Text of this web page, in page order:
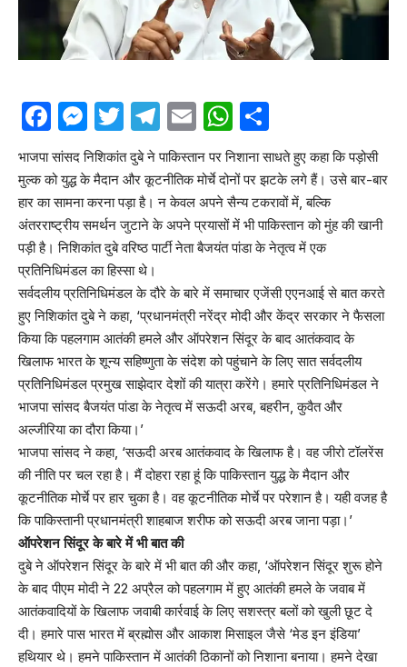
Facebook
Messenger
Twitter
Telegram
EmailWhatsApp
भाजपा सांसद निशिकांत दुबे ने पाकिस्तान पर निशाना साधते हुए कहा कि पड़ोसी
मुल्क को युद्ध के मैदान और कूटनीतिक मोर्चे दोनों पर झटके लगे हैं। उसे बार-बार
हार का सामना करना पड़ा है। न केवल अपने सैन्य टकरावों में, बल्कि
अंतरराष्ट्रीय समर्थन जुटाने के अपने प्रयासों में भी पाकिस्तान को मुंह की खानी
पड़ी है। निशिकांत दुबे वरिष्ठ पार्टी नेता बैजयंत पांडा के नेतृत्व में एक
प्रतिनिधिमंडल का हिस्सा थे।
सर्वदलीय प्रतिनिधिमंडल के दौरे के बारे में समाचार एजेंसी एएनआई से बात करते
हुए निशिकांत दुबे ने कहा, ‘प्रधानमंत्री नरेंद्र मोदी और केंद्र सरकार ने फैसला
किया कि पहलगाम आतंकी हमले और ऑपरेशन सिंदूर के बाद आतंकवाद के
खिलाफ भारत के शून्य सहिष्णुता के संदेश को पहुंचाने के लिए सात सर्वदलीय
प्रतिनिधिमंडल प्रमुख साझेदार देशों की यात्रा करेंगे। हमारे प्रतिनिधिमंडल ने
भाजपा सांसद बैजयंत पांडा के नेतृत्व में सऊदी अरब, बहरीन, कुवैत और
अल्जीरिया का दौरा किया।’
भाजपा सांसद ने कहा, ‘सऊदी अरब आतंकवाद के खिलाफ है। वह जीरो टॉलरेंस
की नीति पर चल रहा है। मैं दोहरा रहा हूं कि पाकिस्तान युद्ध के मैदान और
कूटनीतिक मोर्चे पर हार चुका है। वह कूटनीतिक मोर्चे पर परेशान है। यही वजह है
कि पाकिस्तानी प्रधानमंत्री शाहबाज शरीफ को सऊदी अरब जाना पड़ा।’
ऑपरेशन सिंदूर के बारे में भी बात की
दुबे ने ऑपरेशन सिंदूर के बारे में भी बात की और कहा, ‘ऑपरेशन सिंदूर शुरू होने
के बाद पीएम मोदी ने 22 अप्रैल को पहलगाम में हुए आतंकी हमले के जवाब में
आतंकवादियों के खिलाफ जवाबी कार्रवाई के लिए सशस्त्र बलों को खुली छूट दे
दी। हमारे पास भारत में ब्रह्मोस और आकाश मिसाइल जैसे ‘मेड इन इंडिया’
हथियार थे। हमने पाकिस्तान में आतंकी ठिकानों को निशाना बनाया। हमने देखा